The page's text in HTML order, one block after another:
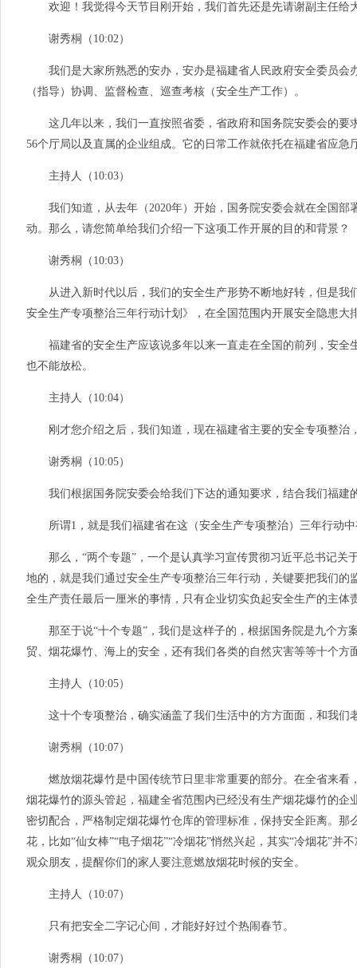
欢迎！我觉得今天节目刚开始，我们首先还是先请谢副主任给
谢秀桐（10:02）
我们是大家所熟悉的安办，安办是福建省人民政府安全委员会
（指导）协调、监督检查、巡查考核（安全生产工作）。
这几年以来，我们一直按照省委，省政府和国务院安委会的要
56个厅局以及直属的企业组成。它的日常工作就依托在福建省应急
主持人（10:03）
我们知道，从去年（2020年）开始，国务院安委会就在全国部
动。那么，请您简单给我们介绍一下这项工作开展的目的和背景？
谢秀桐（10:03）
从进入新时代以后，我们的安全生产形势不断地好转，但是我
安全生产专项整治三年行动计划》，在全国范围内开展安全隐患
福建省的安全生产应该说多年以来一直走在全国的前列，安全
也不能放松。
主持人（10:04）
刚才您介绍之后，我们知道，现在福建省主要的安全专项整治
谢秀桐（10:05）
我们根据国务院安委会给我们下达的通知要求，结合我们福建
所谓1，就是我们福建省在这（安全生产专项整治）三年行动中
那么，“两个专题”，一个是认真学习宣传贯彻习近平总书记关
地的，就是我们通过安全生产专项整治三年行动，关键要把我们
全生产责任最后一厘米的事情，只有企业切实负起安全生产的主
那至于说“十个专题”，我们是这样子的，根据国务院是九个方
贸、烟花爆竹、海上的安全，还有我们各类的自然灾害等等十个方
主持人（10:05）
这十个专项整治，确实涵盖了我们生活中的方方面面，和我们
谢秀桐（10:07）
燃放烟花爆竹是中国传统节日里非常重要的部分。在全省来看
烟花爆竹的源头管起，福建全省范围内已经没有生产烟花爆竹的
密切配合，严格制定烟花爆竹仓库的管理标准，保持安全距离。
花，比如“仙女棒”“电子烟花”“冷烟花”悄然兴起，其实“冷烟花”
观众朋友，提醒你们的家人要注意燃放烟花时候的安全。
主持人（10:07）
只有把安全二字记心间，才能好好过个热闹春节。
谢秀桐（10:07）